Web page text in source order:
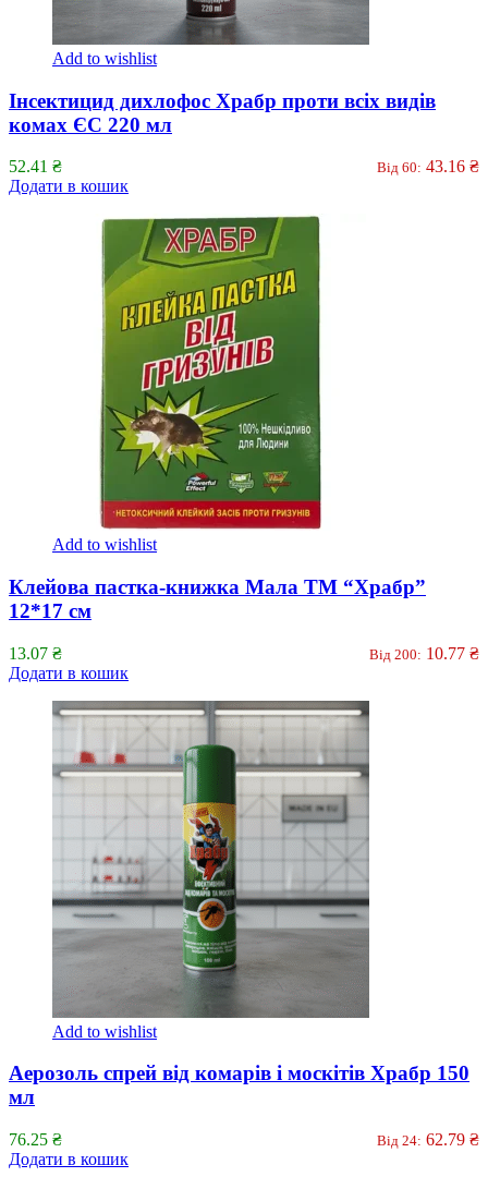
Add to wishlist
Інсектицид дихлофос Храбр проти всіх видів
комах ЄС 220 мл
52.41 ₴ Від 60: 43.16 ₴
Додати в кошик
Add to wishlist
Клейова пастка-книжка Мала ТМ “Храбр”
12*17 см
13.07 ₴ Від 200: 10.77 ₴
Додати в кошик
Add to wishlist
Аерозоль спрей від комарів і москітів Храбр 150
мл
76.25 ₴ Від 24: 62.79 ₴
Додати в кошик